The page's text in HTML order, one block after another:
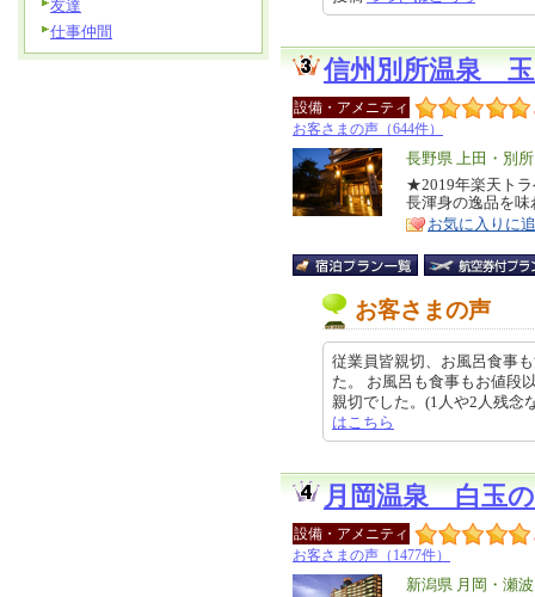
信州別所温泉 玉
設備・アメニティ
お客さまの声（644件）
エ
リ
ア
長野県 上田・別
特
徴
★2019年楽天ト
長渾身の逸品を
お気に入りに
お客さまの声
従業員皆親切、お風呂食事
た。 お風呂も食事もお値段
親切でした。(1人や2人残
はこちら
月岡温泉 白玉
設備・アメニティ
お客さまの声（1477件）
エ
新潟県 月岡・瀬
友達
仕事仲間